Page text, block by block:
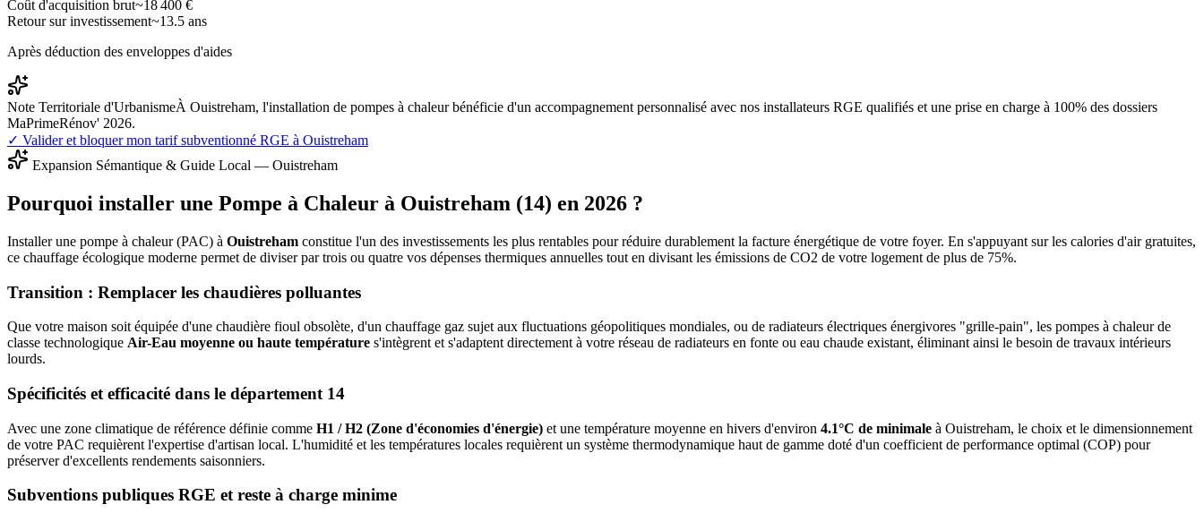
Coût d'acquisition brut~18 400 €
Retour sur investissement~13.5 ans
Après déduction des enveloppes d'aides
Note Territoriale d'UrbanismeÀ Ouistreham, l'installation de pompes à chaleur bénéficie d'un accompagnement personnalisé avec nos installateurs RGE qualifiés et une prise en charge à 100% des dossiers
MaPrimeRénov' 2026.
✓ Valider et bloquer mon tarif subventionné RGE à Ouistreham
Expansion Sémantique & Guide Local — Ouistreham
Pourquoi installer une Pompe à Chaleur à Ouistreham (14) en 2026 ?
Installer une pompe à chaleur (PAC) à Ouistreham constitue l'un des investissements les plus rentables pour réduire durablement la facture énergétique de votre foyer. En s'appuyant sur les calories d'air gratuites,
ce chauffage écologique moderne permet de diviser par trois ou quatre vos dépenses thermiques annuelles tout en divisant les émissions de CO2 de votre logement de plus de 75%.
Transition : Remplacer les chaudières polluantes
Que votre maison soit équipée d'une chaudière fioul obsolète, d'un chauffage gaz sujet aux fluctuations géopolitiques mondiales, ou de radiateurs électriques énergivores "grille-pain", les pompes à chaleur de
classe technologique Air-Eau moyenne ou haute température s'intègrent et s'adaptent directement à votre réseau de radiateurs en fonte ou eau chaude existant, éliminant ainsi le besoin de travaux intérieurs
lourds.
Spécificités et efficacité dans le département 14
Avec une zone climatique de référence définie comme H1 / H2 (Zone d'économies d'énergie) et une température moyenne en hivers d'environ 4.1°C de minimale à Ouistreham, le choix et le dimensionnement
de votre PAC requièrent l'expertise d'artisan local. L'humidité et les températures locales requièrent un système thermodynamique haut de gamme doté d'un coefficient de performance optimal (COP) pour
préserver d'excellents rendements saisonniers.
Subventions publiques RGE et reste à charge minime